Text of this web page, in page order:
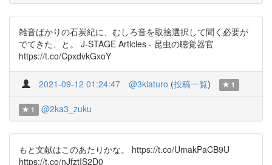
雑音ばかりの石炭紀に、むしろ音を取捨選択して聞く必要が
でてきた、と。 J-STAGE Articles - 昆虫の聴覚器官
https://t.co/CpxdvkGxoY
2021-09-12 01:24:47 @3kiaturo (投稿一覧) 1
1 @2ka3_zuku
もと文献はこのあたりかな。 https://t.co/UmakPaCB9U
https://t.co/nJfztIS2D0